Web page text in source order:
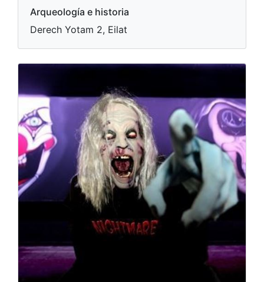
Arqueología e historia
Derech Yotam 2, Eilat